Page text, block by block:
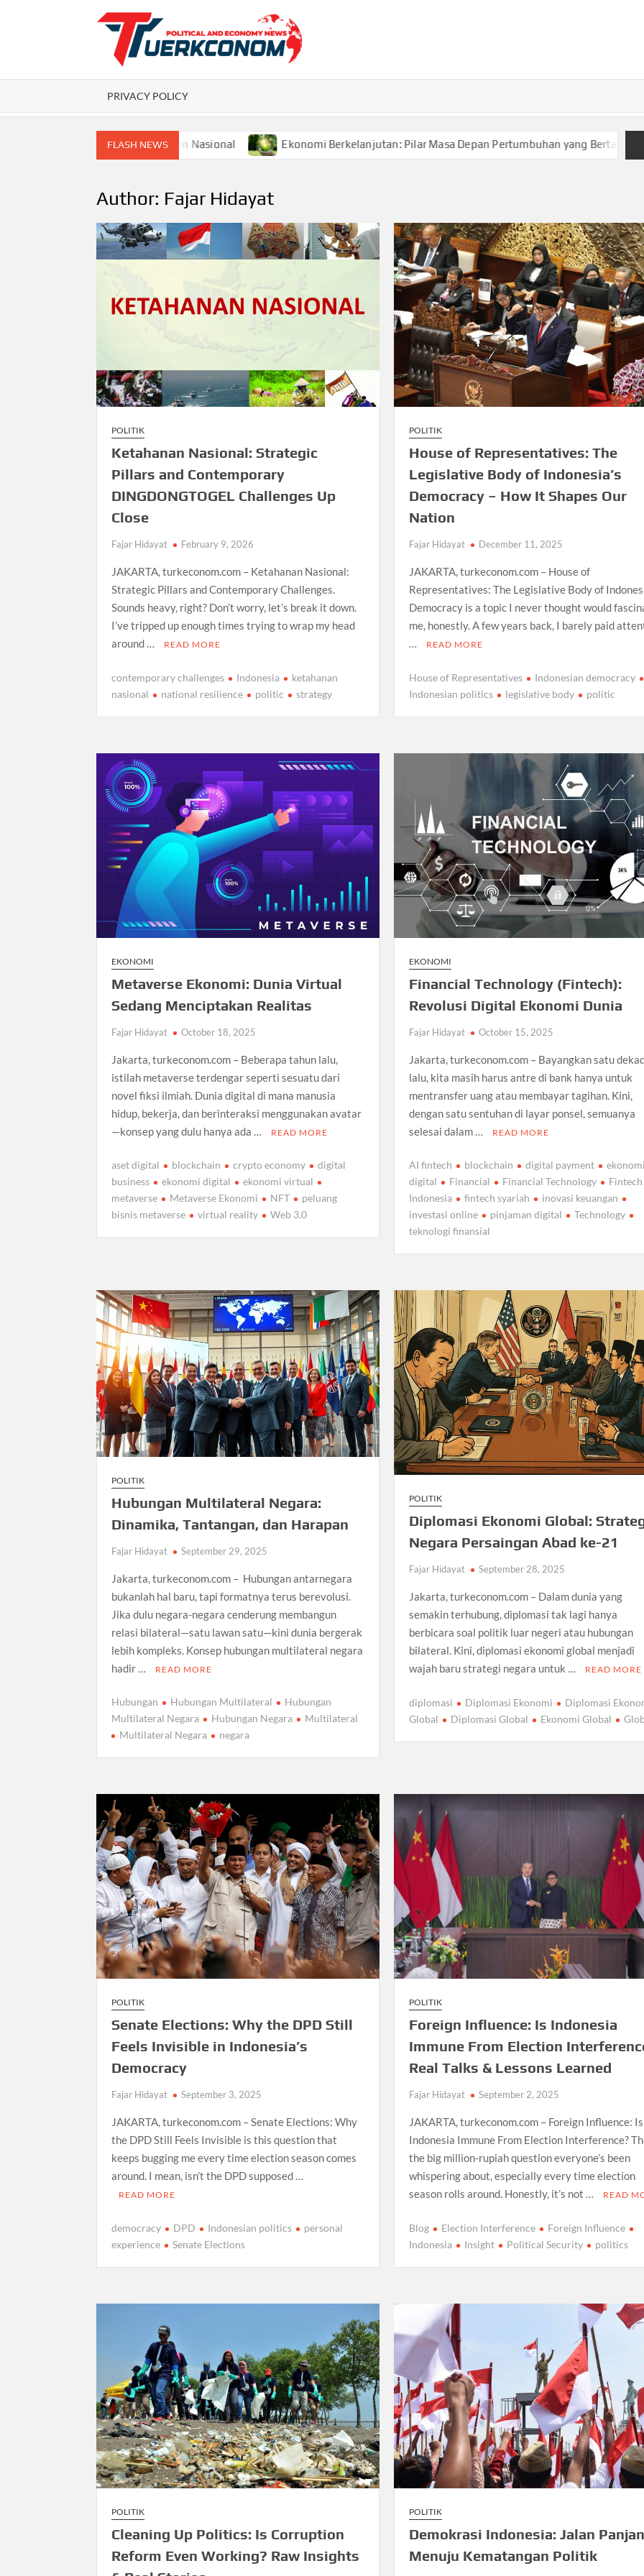
PRIVACY POLICY
FLASH NEWS
Pembangunan Nasional Ekonomi Berkelanjutan: Pilar Masa Depan Pertumbuhan yang Bertanggung Jawab
Author: Fajar Hidayat
POLITIK
Ketahanan Nasional: Strategic
Pillars and Contemporary
DINGDONGTOGEL Challenges Up
Close
Fajar Hidayat February 9, 2026
JAKARTA, turkeconom.com – Ketahanan Nasional:
Strategic Pillars and Contemporary Challenges.
Sounds heavy, right? Don’t worry, let’s break it down.
I’ve tripped up enough times trying to wrap my head
around …
READ MORE
contemporary challenges Indonesia
ketahanan
nasional
national resilience politic strategy
POLITIK
House of Representatives: The
Legislative Body of Indonesia’s
Democracy – How It Shapes Our
Nation
Fajar Hidayat December 11, 2025
JAKARTA, turkeconom.com – House of
Representatives: The Legislative Body of
Democracy is a topic I never thought would
me, honestly. A few years back, I barely paid
…
READ MORE
House of Representatives
Indonesian democracy
Indonesian politics
legislative body politic
EKONOMI
Metaverse Ekonomi: Dunia Virtual
Sedang Menciptakan Realitas
Fajar Hidayat October 18, 2025
Jakarta, turkeconom.com – Beberapa tahun lalu,
istilah metaverse terdengar seperti sesuatu dari
novel fiksi ilmiah. Dunia digital di mana manusia
hidup, bekerja, dan berinteraksi menggunakan avatar
—konsep yang dulu hanya ada …
READ MORE
aset digital blockchain crypto economy
digital
business
ekonomi digital
ekonomi virtual
metaverse
Metaverse Ekonomi NFT
peluang
bisnis metaverse
virtual reality Web 3.0
EKONOMI
Financial Technology (Fintech):
Revolusi Digital Ekonomi Dunia
Fajar Hidayat October 15, 2025
Jakarta, turkeconom.com – Bayangkan satu
lalu, kita masih harus antre di bank hanya untuk
mentransfer uang atau membayar tagihan. Kini,
dengan satu sentuhan di layar ponsel, semuanya
selesai dalam …
READ MORE
AI fintech blockchain digital payment
digital
Financial Financial Technology
Fintech
Indonesia
fintech syariah
inovasi keuangan
investasi online
pinjaman digital
Technology
teknologi finansial
POLITIK
Hubungan Multilateral Negara:
Dinamika, Tantangan, dan Harapan
Fajar Hidayat September 29, 2025
Jakarta, turkeconom.com – Hubungan antarnegara
bukanlah hal baru, tapi formatnya terus berevolusi.
Jika dulu negara-negara cenderung membangun
relasi bilateral—satu lawan satu—kini dunia bergerak
lebih kompleks. Konsep hubungan multilateral negara
hadir …
READ MORE
Hubungan Hubungan Multilateral
Hubungan
Multilateral Negara
Hubungan Negara
Multilateral
Multilateral Negara
negara
POLITIK
Diplomasi Ekonomi Global:
Negara Persaingan Abad ke-21
Fajar Hidayat September 28, 2025
Jakarta, turkeconom.com – Dalam dunia yang
semakin terhubung, diplomasi tak lagi hanya
berbicara soal politik luar negeri atau hubungan
bilateral. Kini, diplomasi ekonomi global menjadi
wajah baru strategi negara untuk …
READ MORE
diplomasi Diplomasi Ekonomi
Diplomasi
Global
Diplomasi Global Ekonomi Global
POLITIK
Senate Elections: Why the DPD Still
Feels Invisible in Indonesia’s
Democracy
Fajar Hidayat September 3, 2025
JAKARTA, turkeconom.com – Senate Elections: Why
the DPD Still Feels Invisible is this question that
keeps bugging me every time election season comes
around. I mean, isn’t the DPD supposed …
READ MORE
democracy DPD Indonesian politics
personal
experience
Senate Elections
POLITIK
Foreign Influence: Is Indonesia
Immune From Election
Real Talks & Lessons Learned
Fajar Hidayat September 2, 2025
JAKARTA, turkeconom.com – Foreign Influence: Is
Indonesia Immune From Election Interference?
the big million-rupiah question everyone’s been
whispering about, especially every time election
season rolls around. Honestly, it’s not …
READ
Blog Election Interference
Foreign Influence
Indonesia
Insight Political Security politics
POLITIK
Cleaning Up Politics: Is Corruption
Reform Even Working? Raw Insights
POLITIK
Demokrasi Indonesia: Jalan
Menuju Kematangan Politik